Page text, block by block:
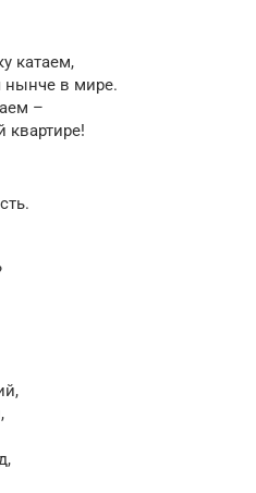
катаем,
нынче в мире.
–
квартире!